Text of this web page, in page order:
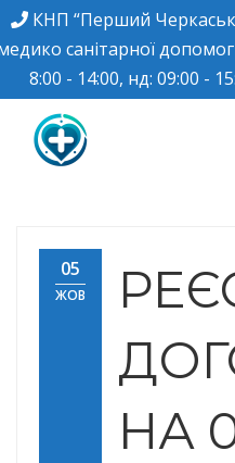
КНП “Перший
санітарної
8:00 - 14:00, нд: 09:00 -
центр
05
ЖОВ
НА